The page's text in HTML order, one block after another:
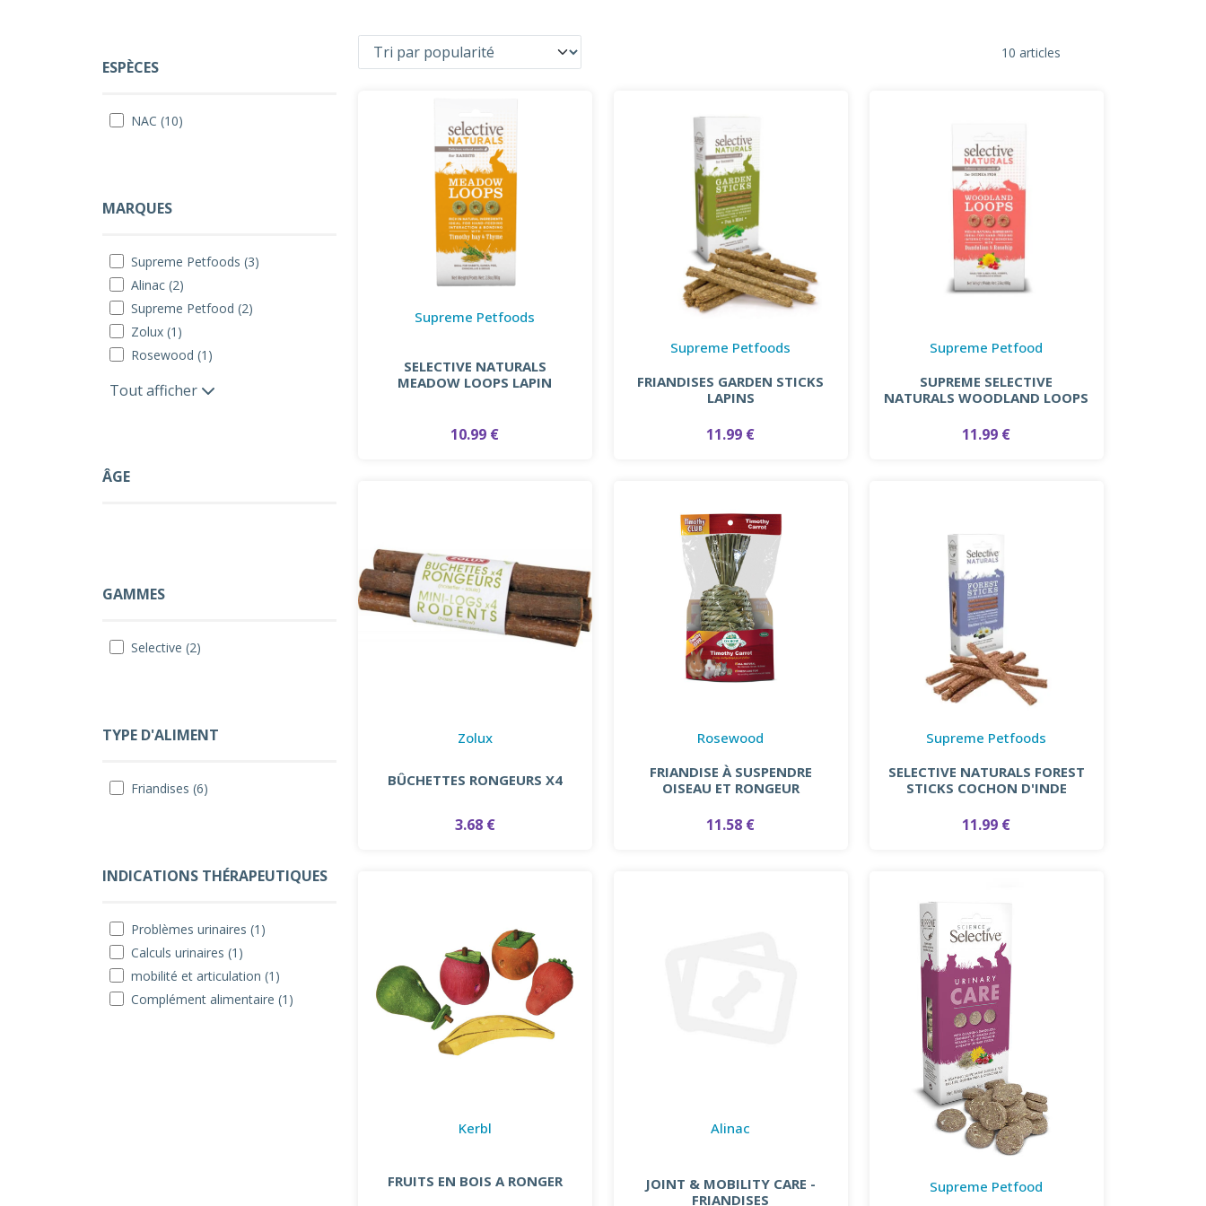
ESPÈCES
NAC (10)
MARQUES
Supreme Petfoods (3)
Alinac (2)
Supreme Petfood (2)
Zolux (1)
Rosewood (1)
Tout afficher
ÂGE
GAMMES
Selective (2)
TYPE D'ALIMENT
Friandises (6)
INDICATIONS THÉRAPEUTIQUES
Problèmes urinaires (1)
Calculs urinaires (1)
mobilité et articulation (1)
Complément alimentaire (1)
10 articles
Supreme Petfoods
SELECTIVE NATURALS
MEADOW LOOPS LAPIN
10.99 €
Supreme Petfoods
FRIANDISES GARDEN STICKS
LAPINS
11.99 €
Supreme Petfood
SUPREME SELECTIVE
NATURALS WOODLAND LOOPS
11.99 €
Zolux
BÛCHETTES RONGEURS X4
3.68 €
Rosewood
FRIANDISE À SUSPENDRE
OISEAU ET RONGEUR
11.58 €
Supreme Petfoods
SELECTIVE NATURALS FOREST
STICKS COCHON D'INDE
11.99 €
Kerbl
FRUITS EN BOIS A RONGER
Alinac
JOINT & MOBILITY CARE -
FRIANDISES
Supreme Petfood